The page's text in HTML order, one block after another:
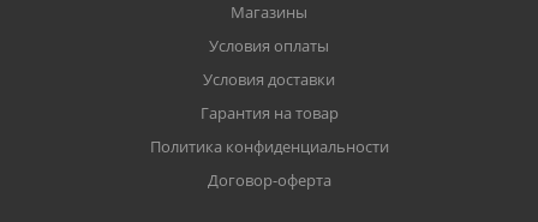
Магазины
Условия оплаты
Условия доставки
Гарантия на товар
Политика конфиденциальности
Договор-оферта